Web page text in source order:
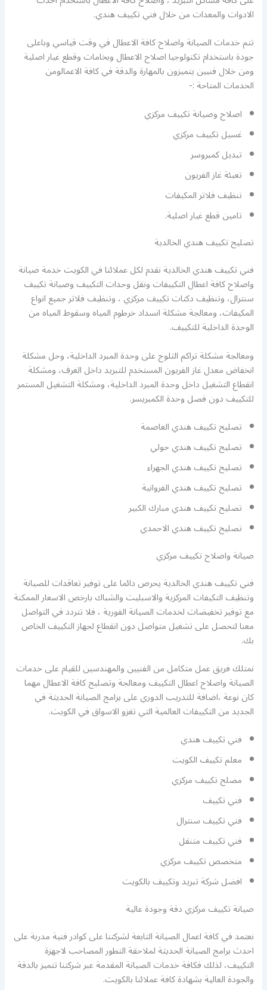
الادوات والمعدات من خلال فني تكييف هندي.
تتم خدمات الصيانة واصلاح كافة الاعطال في وقت قياسي وباعلى
جودة باستخدام تكنولوجيا اصلاح الاعطال وبخامات وقطع غيار اصلية
ومن خلال فنيين يتميزون بالمهارة والدقة في كافة الاعمالومن
الخدمات المتاحة :-
اصلاح وصيانة تكييف مركزي
غسيل تكييف مركزي
تبديل كمبروسر
تعبئة غاز الفريون
تنظيف فلاتر المكيفات
تامين قطع غيار اصلية.
تصليح تكييف هندي الخالدية
فني تكييف هندي الخالدية نقدم لكل عملائنا في الكويت خدمة صيانة
واصلاح كافة اعطال التكييفات ونقل وحدات التكييف وصيانة تكييف
سنترال، وتنظيف دكتات تكييف مركزي ، وتنظيف فلاتر جميع انواع
المكيفات، ومعالجة مشكلة انسداد خرطوم المياه وسقوط المياه من
الوحدة الداخلية للتكييف.
ومعالجة مشكلة تراكم الثلوج على وحدة المبرد الداخلية، وحل مشكلة
انخفاض معدل غاز الفريون المستخدم للتبريد داخل الغرف، ومشكلة
انقطاع التشغيل داخل وحدة المبرد الداخلية، ومشكلة التشغيل المستمر
للتكييف دون فصل وحدة الكمبريسر.
تصليح تكييف هندي العاصمة
تصليح تكييف هندي حولي
تصليح تكييف هندي الجهراء
تصليح تكييف هندي الفروانية
تصليح تكييف هندي مبارك الكبير
تصليح تكييف هندي الاحمدي
صيانة واصلاح تكييف مركزي
فني تكييف هندي الخالدية يحرص دائما على توفير تعاقدات للصيانة
وتنظيف التكيفات المركزية والاسبليت والشباك بارخص الاسعار الممكنة
مع توفير تخفيضات لخدمات الصيانة الفورية ، فلا تتردد في التواصل
معنا لتحصل على تشغيل متواصل دون انقطاع لجهاز التكييف الخاص
بك.
نمتلك فريق عمل متكامل من الفنيين والمهندسين للقيام على خدمات
الصيانة واصلاح اعطال التكييف ومعالجة وتصليح كافة الاعطال مهما
كان نوعة ،اضافة للتدريب الدوري على برامج الصيانة الحديثة في
الجديد من التكييفات العالمية التي تغزو الاسواق في الكويت.
فني تكييف هندي
معلم تكييف الكويت
مصلح تكييف مركزي
فني تكييف
فني تكييف سنترال
فني تكييف متنقل
متخصص تكييف مركزي
افضل شركة تبريد وتكييف بالكويت
صيانة تكييف مركزي دقة وجودة عالية
نعتمد في كافة اعمال الصيانة التابعة لشركتنا على كوادر فنية مدربة على
احدث برامج الصيانة الحديثة لملاحقة التطور المصاحب لاجهزة
التكييف، لذلك فكافة خدمات الصيانة المقدمة عبر شركتنا تتميز بالدقة
والجودة العالية بشهادة كافة عملائنا بالكويت.